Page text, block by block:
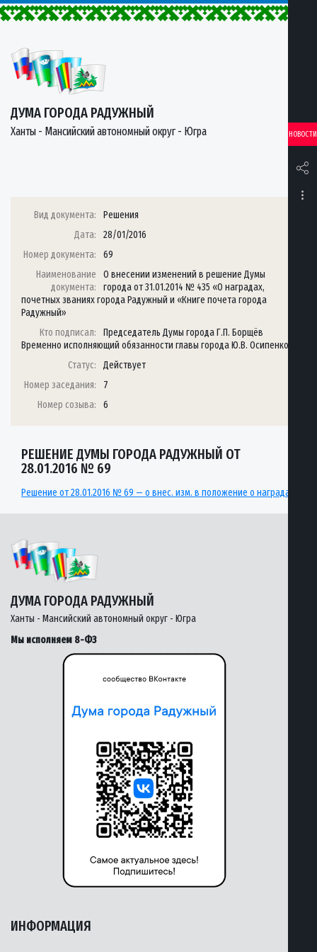
ДУМА ГОРОДА РАДУЖНЫЙ
Ханты - Мансийский автономный округ - Югра НОВОСТИ
Вид документа:
Решения
Дата:
28/01/2016
Номер документа:
69
Наименование
документа:
О внесении изменений в решение Думы
города от 31.01.2014 № 435 «О наградах,
почетных званиях города Радужный и «Книге почета города
Радужный»
Кто подписал:
Председатель Думы города Г.П. Борщёв
Временно исполняющий обязанности главы города Ю.В. Осипенко
Статус:
Действует
Номер заседания:
7
Номер созыва:
6
РЕШЕНИЕ ДУМЫ ГОРОДА РАДУЖНЫЙ ОТ
28.01.2016 № 69
Решение от 28.01.2016 № 69 — о внес. изм. в положение о наградах
ДУМА ГОРОДА РАДУЖНЫЙ
Ханты - Мансийский автономный округ - Югра
Мы исполняем 8-ФЗ
ИНФОРМАЦИЯ